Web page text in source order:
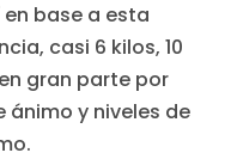
base a esta
casi 6 kilos, 10
gran parte por
y niveles de